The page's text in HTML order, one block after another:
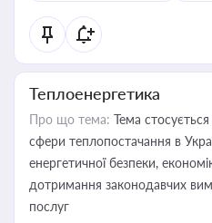
Теплоенергетика
Про що тема: Тема
сфери теплопостачання в
енергетичної безпеки,
дотримання законодавчих
послуг